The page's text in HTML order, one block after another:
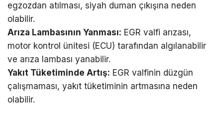
egzozdan atılması, siyah duman çıkışına neden
olabilir.
Arıza Lambasının Yanması: EGR valfi arızası,
motor kontrol ünitesi (ECU) tarafından algılanabilir
ve arıza lambası yanabilir.
Yakıt Tüketiminde Artış: EGR valfinin düzgün
çalışmaması, yakıt tüketiminin artmasına neden
olabilir.